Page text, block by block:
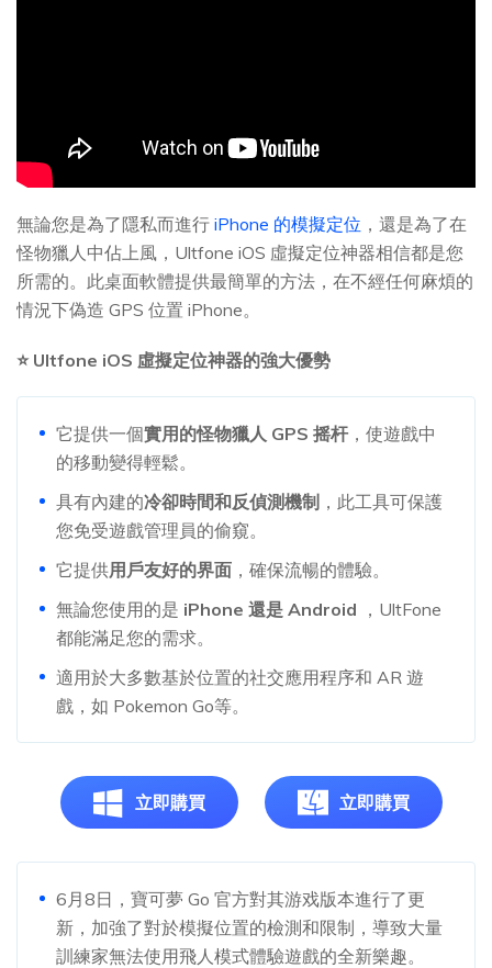
無論您是為了隱私而進行 iPhone 的模擬定位 ，還是為了在
怪物獵人中佔上風，Ultfone iOS 虛擬定位神器相信都是您
所需的。此桌面軟體提供最簡單的方法，在不經任何麻煩的
情況下偽造 GPS 位置 iPhone。
⭐ Ultfone iOS 虛擬定位神器的強大優勢
它提供一個實用的怪物獵人 GPS 摇杆，使遊戲中
的移動變得輕鬆。
具有內建的冷卻時間和反偵測機制 ，此工具可保護
您免受遊戲管理員的偷窺。
它提供用戶友好的界面 ，確保流暢的體驗。
無論您使用的是 iPhone 還是 Android ，UltFone
都能滿足您的需求。
適用於大多數基於位置的社交應用程序和 AR 遊
戲，如 Pokemon Go等。
立即購買 立即購買
6月8日，寶可夢 Go 官方對其游戏版本進行了更
新，加強了對於模擬位置的檢測和限制，導致大量
訓練家無法使用飛人模式體驗遊戲的全新樂趣。